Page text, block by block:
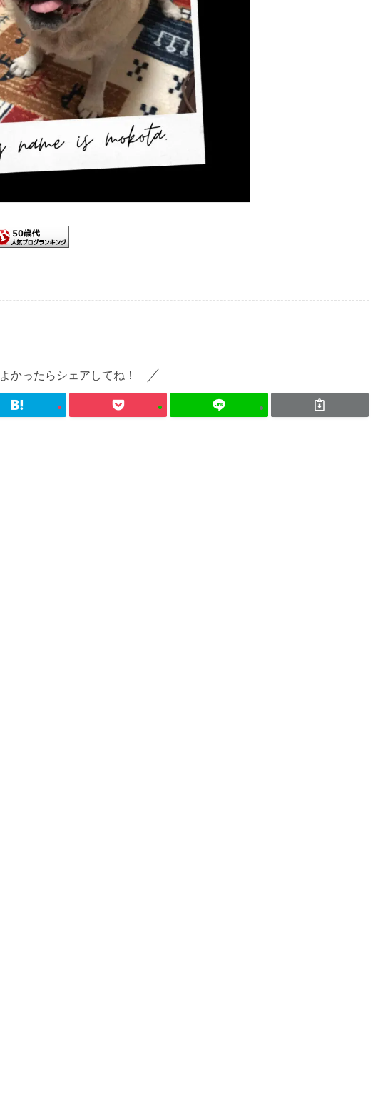
よかったらシェアしてね！